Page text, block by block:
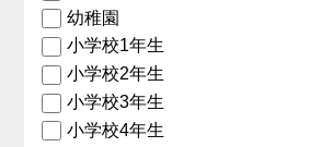
幼稚園
小学校1年生
小学校2年生
小学校3年生
小学校4年生